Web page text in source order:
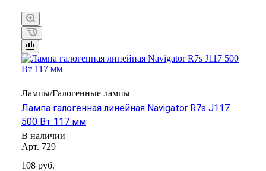
Лампы/Галогенные лампы
Лампа галогенная линейная Navigator R7s J117
500 Вт 117 мм
В наличии
Арт. 729
108 руб.